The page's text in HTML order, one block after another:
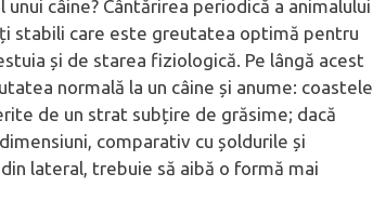
câine? Cântărirea periodică a animalului
stabili care este greutatea optimă pentru
și de starea fiziologică. Pe lângă acest
normală la un câine și anume: coastele
de un strat subțire de grăsime; dacă
comparativ cu șoldurile și
lateral, trebuie să aibă o formă mai